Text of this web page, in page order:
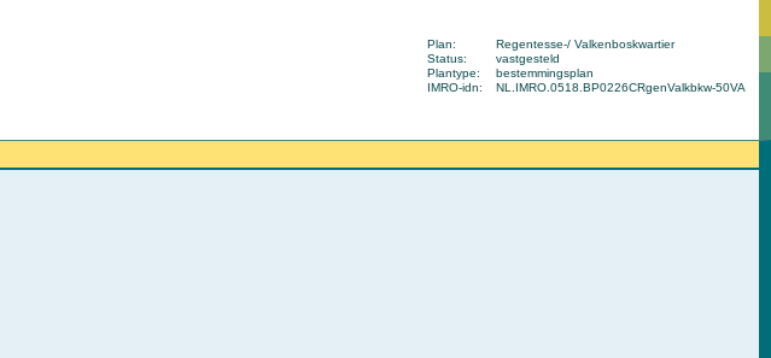
Plan:
Regentesse-/ Valkenboskwartier
Status:
vastgesteld
Plantype:
bestemmingsplan
IMRO-idn:
NL.IMRO.0518.BP0226CRgenValkbkw-50VA